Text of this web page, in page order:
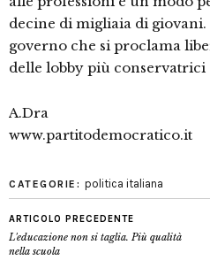
decine di migliaia di
governo che si proclama
delle lobby più conservatrici
A.Dra
www.partitodemocratico.it
CATEGORIE: politica italiana
ARTICOLO PRECEDENTE
L'educazione non si taglia. Più qualità
nella scuola